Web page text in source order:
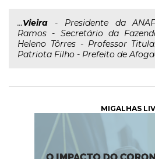
...Vieira - Presidente da
Ramos - Secretário da
Heleno Tôrres - Professor
Patriota Filho - Prefeito de
MIGALHAS